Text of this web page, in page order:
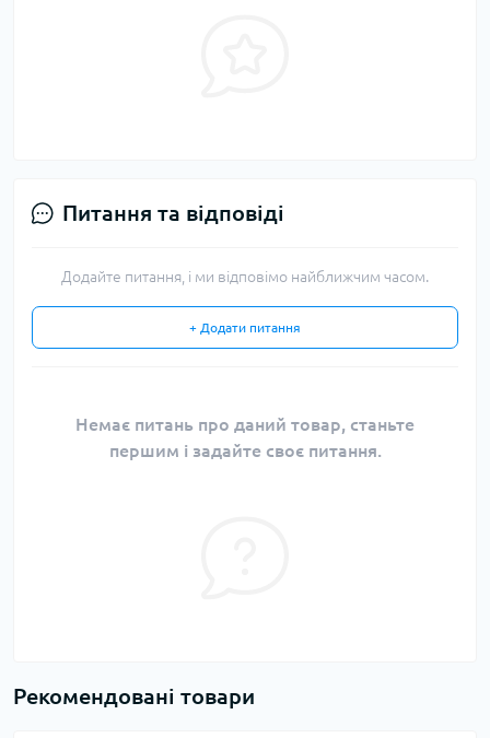
Питання та відповіді
Додайте питання, і ми відповімо найближчим часом.
+ Додати питання
Немає питань про даний товар, станьте
першим і задайте своє питання.
Рекомендовані товари